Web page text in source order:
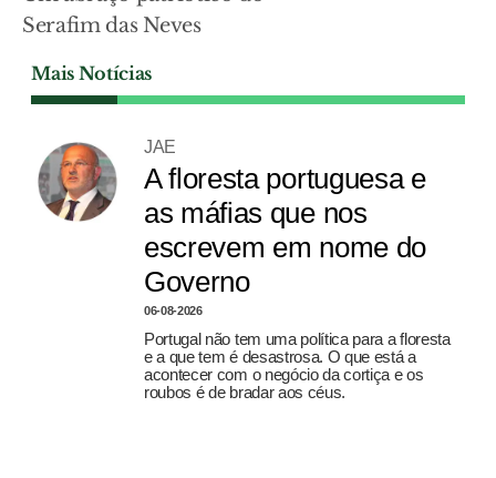
Serafim das Neves
Mais Notícias
JAE
A floresta portuguesa e
as máfias que nos
escrevem em nome do
Governo
06-08-2026
Portugal não tem uma política para a floresta
e a que tem é desastrosa. O que está a
acontecer com o negócio da cortiça e os
roubos é de bradar aos céus.